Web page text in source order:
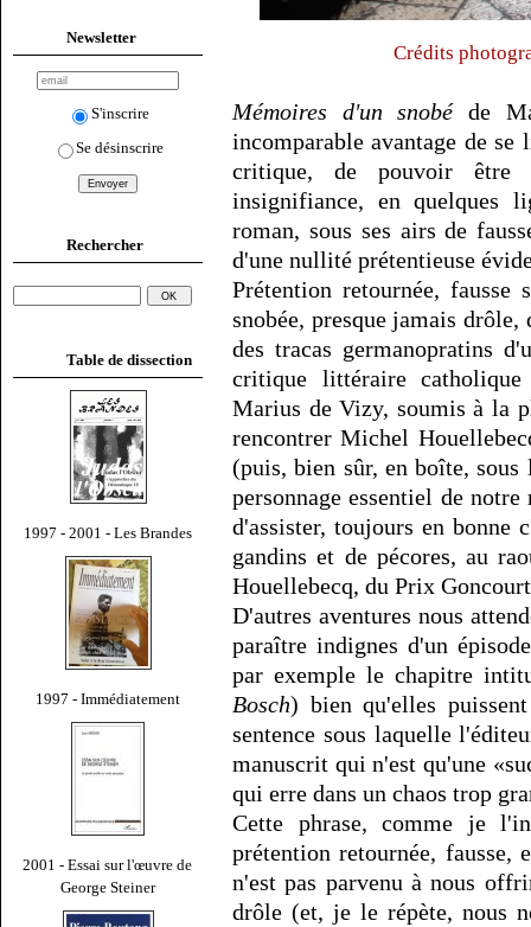
Newsletter
S'inscrire
Se désinscrire
Rechercher
Table de dissection
1997 - 2001 - Les Brandes
1997 - Immédiatement
2001 - Essai sur l'œuvre de
George Steiner
Crédits
Mémoires d'un snobéde
incomparable avantage de
critique, de pouvoir être
insignifiance, en quelques
roman, sous ses airs de
d'une nullité prétentieuse
Prétention retournée,
snobée, presque jamais
des tracas germanopratins
critique littéraire
Marius de Vizy, soumis à la
rencontrer Michel
(puis, bien sûr, en boîte,
personnage essentiel de
d'assister, toujours en bonne
gandins et de pécores, au
Houellebecq, du Prix
D'autres aventures nous
paraître indignes d'un
par exemple le chapitre
Bosch) bien qu'elles
sentence sous laquelle
manuscrit qui n'est qu'une
qui erre dans un chaos trop
Cette phrase, comme je
prétention retournée,
n'est pas parvenu à nous
drôle (et, je le répète, nous